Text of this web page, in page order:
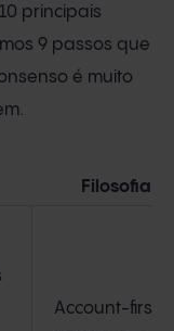
principais
9 passos que
é muito
Filosofia
Account-first,